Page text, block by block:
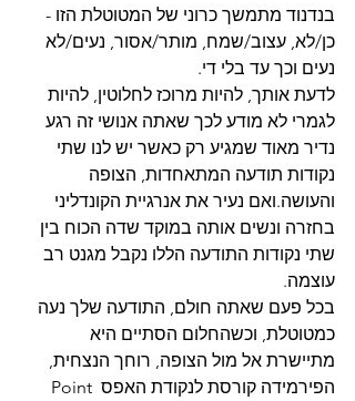
בנדנוד מתמשך כרוני של המטוטלת הזו -
כן/לא, עצוב/שמח, מותר/אסור, נעים/לא
נעים וכך עד בלי די.
לדעת אותך, להיות מרוכז לחלוטין, להיות
לגמרי לא מודע לכך שאתה אנושי זה רגע
נדיר מאוד שמגיע רק כאשר יש לנו שתי
נקודות תודעה המתאחדות, הצופה
והעושה.ואם נעיר את אנרגיית הקונדליני
בחזרה ונשים אותה במוקד שדה הכוח בין
שתי נקודות התודעה הללו נקבל מגנט רב
עוצמה.
בכל פעם שאתה חולם, התודעה שלך נעה
כמטוטלת, וכשהחלום הסתיים היא
מתיישרת אל מול הצופה, רוחך הנצחית,
הפירמידה קורסת לנקודת האפס Point